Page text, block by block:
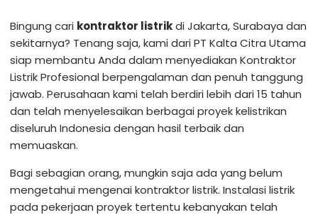
Bingung cari kontraktor listrikdi Jakarta, Surabaya dan
sekitarnya? Tenang saja, kami dari PT Kalta Citra Utama
siap membantu Anda dalam menyediakan Kontraktor
Listrik Profesional berpengalaman dan penuh tanggung
jawab. Perusahaan kami telah berdiri lebih dari 15 tahun
dan telah menyelesaikan berbagai proyek kelistrikan
diseluruh Indonesia dengan hasil terbaik dan
memuaskan.
Bagi sebagian orang, mungkin saja ada yang belum
mengetahui mengenai kontraktor listrik. Instalasi listrik
pada pekerjaan proyek tertentu kebanyakan telah